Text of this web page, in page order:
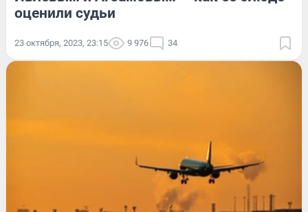
оценили судьи
23 октября, 2023, 23:15 9 976 34